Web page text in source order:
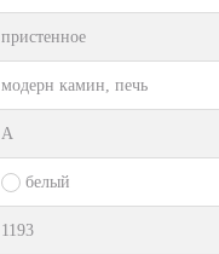
пристенное
модерн камин, печь
А
белый
1193